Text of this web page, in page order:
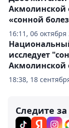
16:11, 06 октября
Акмолинской
«сонной
18:38, 18
исследует
Акмолинской
Следите